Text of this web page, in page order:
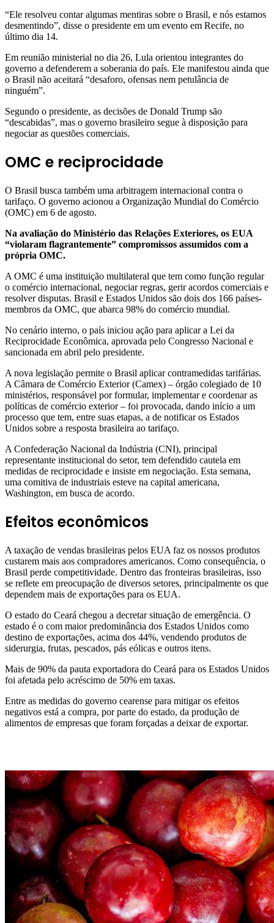
“Ele resolveu contar algumas mentiras sobre o Brasil, e nós estamos
desmentindo”, disse o presidente em um evento em Recife, no
último dia 14.
Em reunião ministerial no dia 26, Lula orientou integrantes do
governo a defenderem a soberania do país. Ele manifestou ainda que
o Brasil não aceitará “desaforo, ofensas nem petulância de
ninguém”.
Segundo o presidente, as decisões de Donald Trump são
“descabidas”, mas o governo brasileiro segue à disposição para
negociar as questões comerciais.
OMC e reciprocidade
O Brasil busca também uma arbitragem internacional contra o
tarifaço. O governo acionou a Organização Mundial do Comércio
(OMC) em 6 de agosto.
Na avaliação do Ministério das Relações Exteriores, os EUA
“violaram flagrantemente” compromissos assumidos com a
própria OMC.
A OMC é uma instituição multilateral que tem como função regular
o comércio internacional, negociar regras, gerir acordos comerciais e
resolver disputas. Brasil e Estados Unidos são dois dos 166 países-
membros da OMC, que abarca 98% do comércio mundial.
No cenário interno, o país iniciou ação para aplicar a Lei da
Reciprocidade Econômica, aprovada pelo Congresso Nacional e
sancionada em abril pelo presidente.
A nova legislação permite o Brasil aplicar contramedidas tarifárias.
A Câmara de Comércio Exterior (Camex) – órgão colegiado de 10
ministérios, responsável por formular, implementar e coordenar as
políticas de comércio exterior – foi provocada, dando início a um
processo que tem, entre suas etapas, a de notificar os Estados
Unidos sobre a resposta brasileira ao tarifaço.
A Confederação Nacional da Indústria (CNI), principal
representante institucional do setor, tem defendido cautela em
medidas de reciprocidade e insiste em negociação. Esta semana,
uma comitiva de industriais esteve na capital americana,
Washington, em busca de acordo.
Efeitos econômicos
A taxação de vendas brasileiras pelos EUA faz os nossos produtos
custarem mais aos compradores americanos. Como consequência, o
Brasil perde competitividade. Dentro das fronteiras brasileiras, isso
se reflete em preocupação de diversos setores, principalmente os que
dependem mais de exportações para os EUA.
O estado do Ceará chegou a decretar situação de emergência. O
estado é o com maior predominância dos Estados Unidos como
destino de exportações, acima dos 44%, vendendo produtos de
siderurgia, frutas, pescados, pás eólicas e outros itens.
Mais de 90% da pauta exportadora do Ceará para os Estados Unidos
foi afetada pelo acréscimo de 50% em taxas.
Entre as medidas do governo cearense para mitigar os efeitos
negativos está a compra, por parte do estado, da produção de
alimentos de empresas que foram forçadas a deixar de exportar.